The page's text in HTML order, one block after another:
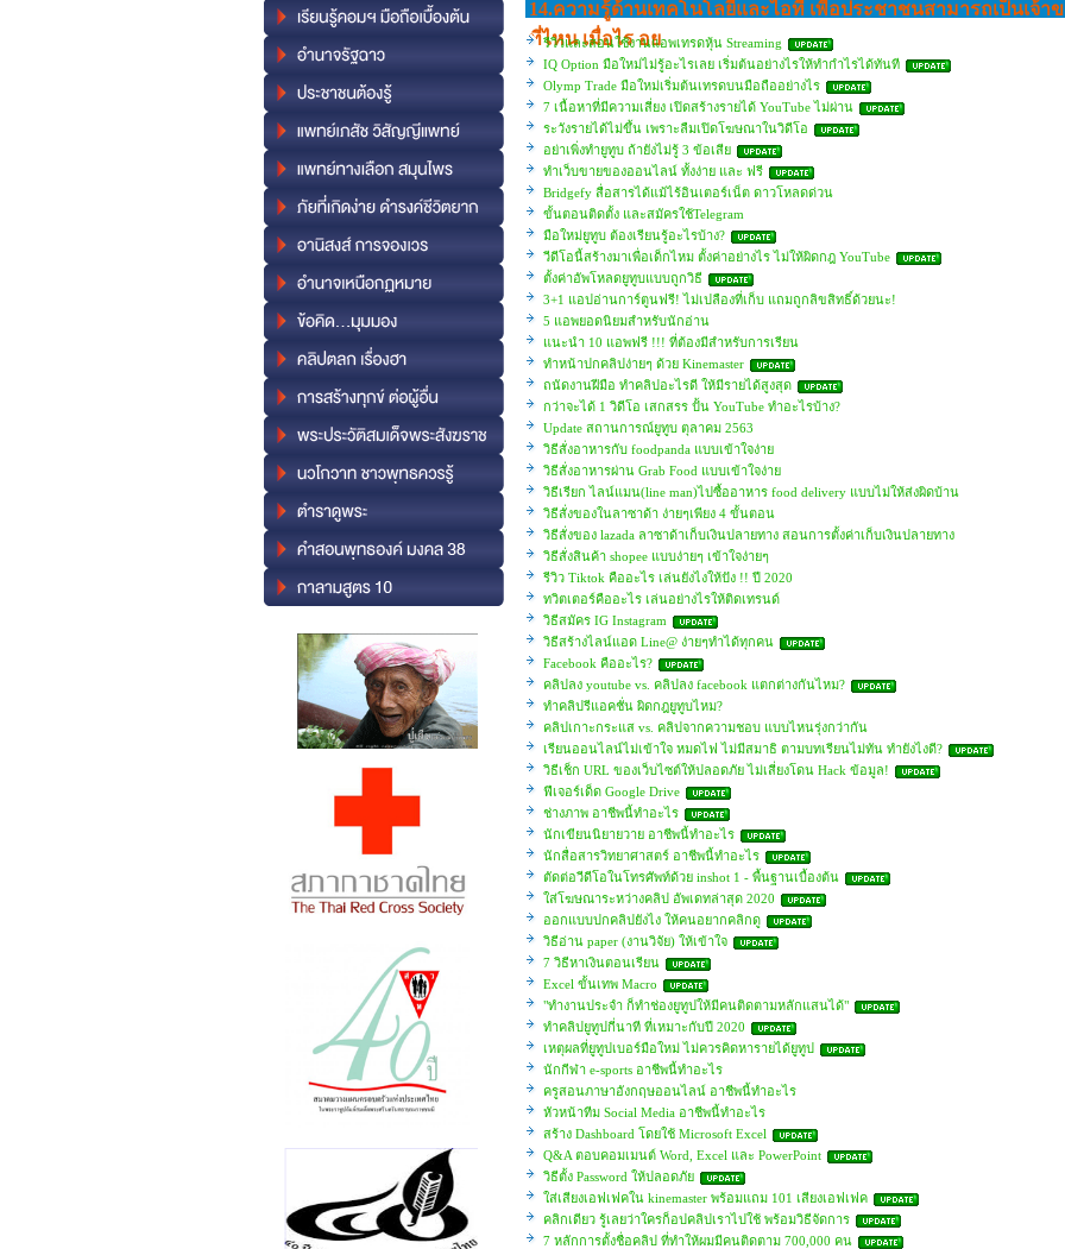
14.ความรู้ด้านเทคโนโลยีและไอที เพื่อประชาชนสามารถเป็นเจ้า
ที่ไหน เมื่อไร อย
รีวิวและสอนใช้งานแอพเทรดหุ้น Streaming
IQ Option มือใหม่ไม่รู้อะไรเลย เริ่มต้นอย่างไรให้ทำกำไรได้ทันที
Olymp Trade มือใหม่เริ่มต้นเทรดบนมือถืออย่างไร
7 เนื้อหาที่มีความเสี่ยง เปิดสร้างรายได้ YouTube ไม่ผ่าน
ระวังรายได้ไม่ขึ้น เพราะลืมเปิดโฆษณาในวิดีโอ
อย่าเพิ่งทำยูทูบ ถ้ายังไม่รู้ 3 ข้อเสีย
ทำเว็บขายของออนไลน์ ทั้งง่าย และ ฟรี
Bridgefy สื่อสารได้แม้ไร้อินเตอร์เน็ต ดาวโหลดด่วน
ขั้นตอนติดตั้ง และสมัครใช้Telegram
มือใหม่ยูทูบ ต้องเรียนรู้อะไรบ้าง?
วีดีโอนี้สร้างมาเพื่อเด็กไหม ตั้งค่าอย่างไร ไม่ให้ผิดกฎ YouTube
ตั้งค่าอัพโหลดยูทูบแบบถูกวิธี
3+1 แอปอ่านการ์ตูนฟรี! ไม่เปลืองที่เก็บ แถมถูกลิขสิทธิ์ด้วยนะ!
5 แอพยอดนิยมสำหรับนักอ่าน
แนะนำ 10 แอพฟรี !!! ที่ต้องมีสำหรับการเรียน
ทำหน้าปกคลิปง่ายๆ ด้วย Kinemaster
ถนัดงานฝีมือ ทำคลิปอะไรดี ให้มีรายได้สูงสุด
กว่าจะได้ 1 วิดีโอ เสกสรร ปั้น YouTube ทำอะไรบ้าง?
Update สถานการณ์ยูทูบ ตุลาคม 2563
วิธีสั่งอาหารกับ foodpanda แบบเข้าใจง่าย
วิธีสั่งอาหารผ่าน Grab Food แบบเข้าใจง่าย
วิธีเรียก ไลน์แมน(line man)ไปซื้ออาหาร food delivery แบบไม่ให้ส่งผิดบ้าน
วิธีสั่งของในลาซาด้า ง่ายๆเพียง 4 ขั้นตอน
วิธีสั่งของ lazada ลาซาด้าเก็บเงินปลายทาง สอนการตั้งค่าเก็บเงินปลายทาง
วิธีสั่งสินค้า shopee แบบง่ายๆ เข้าใจง่ายๆ
รีวิว Tiktok คืออะไร เล่นยังไงให้ปัง !! ปี 2020
ทวิตเตอร์คืออะไร เล่นอย่างไรให้ติดเทรนด์
วิธีสมัคร IG Instagram
วิธีสร้างไลน์แอด Line@ ง่ายๆทำได้ทุกคน
Facebook คืออะไร?
คลิปลง youtube vs. คลิปลง facebook แตกต่างกันไหม?
ทำคลิปรีแอคชั่น ผิดกฎยูทูบไหม?
คลิปเกาะกระแส vs. คลิปจากความชอบ แบบไหนรุ่งกว่ากัน
เรียนออนไลน์ไม่เข้าใจ หมดไฟ ไม่มีสมาธิ ตามบทเรียนไม่ทัน ทำยังไงดี?
วิธีเช็ก URL ของเว็บไซต์ให้ปลอดภัย ไม่เสี่ยงโดน Hack ข้อมูล!
ฟีเจอร์เด็ด Google Drive
ช่างภาพ อาชีพนี้ทำอะไร
นักเขียนนิยายวาย อาชีพนี้ทำอะไร
นักสื่อสารวิทยาศาสตร์ อาชีพนี้ทำอะไร
ตัดต่อวีดีโอในโทรศัพท์ด้วย inshot 1 - พื้นฐานเบื้องต้น
ใส่โฆษณาระหว่างคลิป อัพเดทล่าสุด 2020
ออกแบบปกคลิปยังไง ให้คนอยากคลิกดู
วิธีอ่าน paper (งานวิจัย) ให้เข้าใจ
7 วิธีหาเงินตอนเรียน
Excel ขั้นเทพ Macro
"ทำงานประจำ ก็ทำช่องยูทูปให้มีคนติดตามหลักแสนได้"
ทำคลิปยูทูปกี่นาที ที่เหมาะกับปี 2020
เหตุผลที่ยูทูปเบอร์มือใหม่ ไม่ควรคิดหารายได้ยูทูป
นักกีฬา e-sports อาชีพนี้ทำอะไร
ครูสอนภาษาอังกฤษออนไลน์ อาชีพนี้ทำอะไร
หัวหน้าทีม Social Media อาชีพนี้ทำอะไร
สร้าง Dashboard โดยใช้ Microsoft Excel
Q&A ตอบคอมเมนต์ Word, Excel และ PowerPoint
วิธีตั้ง Password ให้ปลอดภัย
ใส่เสียงเอฟเฟคใน kinemaster พร้อมแถม 101 เสียงเอฟเฟค
คลิกเดียว รู้เลยว่าใครก็อปคลิปเราไปใช้ พร้อมวิธีจัดการ
7 หลักการตั้งชื่อคลิป ที่ทำให้ผมมีคนติดตาม 700,000 คน